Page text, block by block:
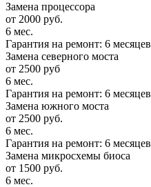
Замена процессора
от 2000 руб.
6 мес.
Гарантия на ремонт: 6 месяцев
Замена северного моста
от 2500 руб
6 мес.
Гарантия на ремонт: 6 месяцев
Замена южного моста
от 2500 руб.
6 мес.
Гарантия на ремонт: 6 месяцев
Замена микросхемы биоса
от 1500 руб.
6 мес.